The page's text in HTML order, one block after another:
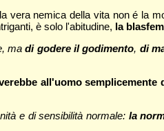
nemica della vita non é la
è solo l'abitudine, la
madi godere il godimento, di
all'uomo semplicemente
e di sensibilità normale: la